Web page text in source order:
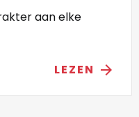
aan elke
LEZEN arrow_forward